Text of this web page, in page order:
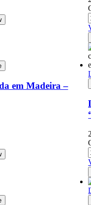
em Madeira –